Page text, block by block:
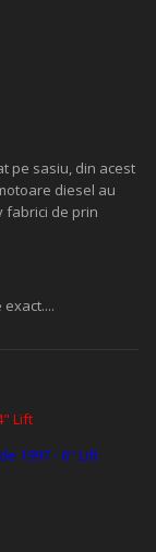
pe sasiu, din acest
diesel au
fabrici de prin
Lift
1997 - 6" Lift